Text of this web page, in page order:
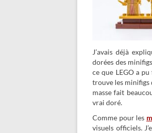
J’avais déjà
dorées des
ce que LEGO a
trouve les minifigs
masse fait
vrai doré.
Comme pour les
visuels officiels.